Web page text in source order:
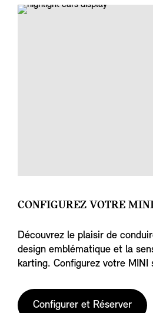
CONFIGUREZ VOTRE
Découvrez le plaisir de
design emblématique et la
karting. Configurez votre MINI
Configurer et Réserver